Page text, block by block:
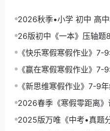
2026秋季•小学 初中 高
26版初中《一本》压轴题
《一本函数》
《快乐寒假寒假作业》7-
《赢在寒假寒假作业》7-9
《新思维寒假作业》7-9
2026春季《寒假零距离
2025版万唯《中考•真题